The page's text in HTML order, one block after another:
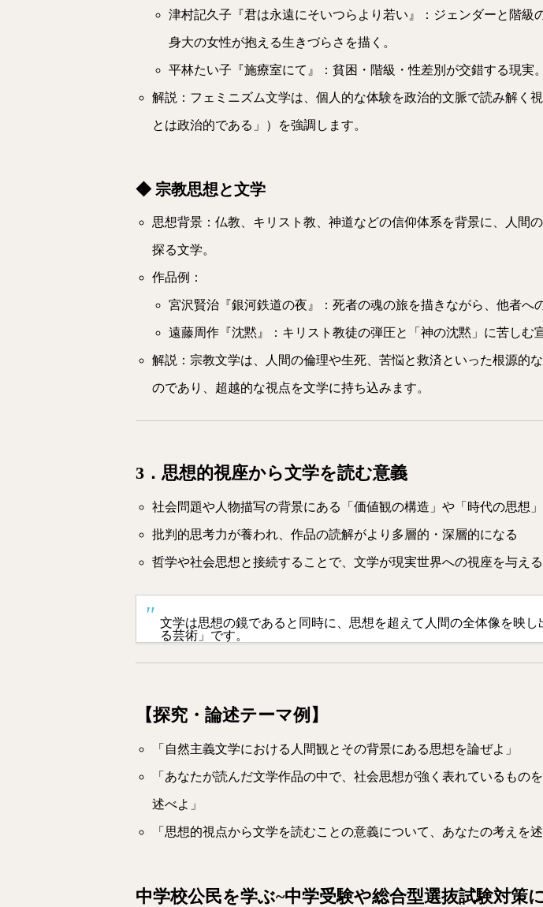
津村記久子『君は永遠にそいつらより若い』：ジェンダーと階級
身大の女性が抱える生きづらさを描く。
平林たい子『施療室にて』：貧困・階級・性差別が交錯する現実。
解説：フェミニズム文学は、個人的な体験を政治的文脈で読み解く
とは政治的である」）を強調します。
◆ 宗教思想と文学
思想背景：仏教、キリスト教、神道などの信仰体系を背景に、人間
探る文学。
作品例：
宮沢賢治『銀河鉄道の夜』：死者の魂の旅を描きながら、他者へ
遠藤周作『沈黙』：キリスト教徒の弾圧と「神の沈黙」に苦しむ
解説：宗教文学は、人間の倫理や生死、苦悩と救済といった根源的
のであり、超越的な視点を文学に持ち込みます。
3．思想的視座から文学を読む意義
社会問題や人物描写の背景にある「価値観の構造」や「時代の思想
批判的思考力が養われ、作品の読解がより多層的・深層的になる
哲学や社会思想と接続することで、文学が現実世界への視座を与え
文学は思想の鏡であると同時に、思想を超えて人間の全体像を映し
る芸術」です。
【探究・論述テーマ例】
「自然主義文学における人間観とその背景にある思想を論ぜよ」
「あなたが読んだ文学作品の中で、社会思想が強く表れているもの
述べよ」
「思想的視点から文学を読むことの意義について、あなたの考えを述
中学校公民を学ぶ~中学受験や総合型選抜試験対策